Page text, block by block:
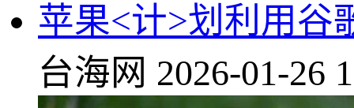
苹果<计>划利用谷
台海网 2026-01-26